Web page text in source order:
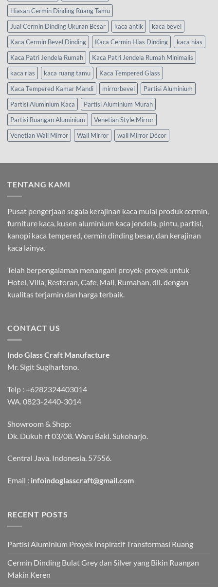
Hiasan Cermin Dinding Ruang Tamu
Jual Cermin Dinding Ukuran Besar
kaca antik
kaca bevel
Kaca Cermin Bevel Dinding
Kaca Cermin Hias Dinding
kaca hias
Kaca Patri Jendela Rumah
Kaca Patri Jendela Rumah Minimalis
kaca rias
kaca ruang tamu
Kaca Tempered Glass
Kaca Tempered Kamar Mandi
mirrorbevel
Partisi Aluminium
Partisi Aluminium Kaca
Partisi Aluminium Murah
Partisi Ruangan Aluminium
Venetian Style Mirror
Venetian Wall Mirror
Wall Mirror wall Mirror Décor
TENTANG KAMI
Pusat pengerjaan segala kerajinan kaca mulai produk cermin,
furniture kaca, kusen aluminium kaca jendela, pintu, partisi,
kanopi kaca tempered, cermin dinding besar, dan kerajinan
kaca lainya.
Telah berpengalaman menangani proyek-proyek untuk
Hotel, Villa, Restoran, Cafe, Mall, Rumahan, dll. dengan
kualitas terjamin dan harga terbaik.
CONTACT US
Indo Glass Craft Manufacture
Mr. Sigit Sugihartono.
Telp : +6282324403014
WA. 0823-2440-3014
Showroom & Shop:
Dk. Dukuh rt 03/08. Waru Baki. Sukoharjo.
Central Java. Indonesia. 57556.
Email : infoindoglasscraft@gmail.com
RECENT POSTS
Partisi Aluminium Proyek Inspiratif Transformasi Ruang
Cermin Dinding Bulat Grey dan Silver yang Bikin Ruangan
Makin Keren